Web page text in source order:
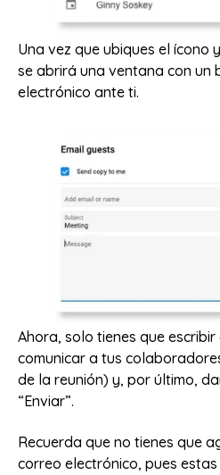
Una vez que ubiques el ícono
se abrirá una ventana con un
electrónico ante ti.
Ahora, solo tienes que
comunicar a tus
de la reunión) y, por último,
“Enviar”.
Recuerda que no tienes que
correo electrónico, pues